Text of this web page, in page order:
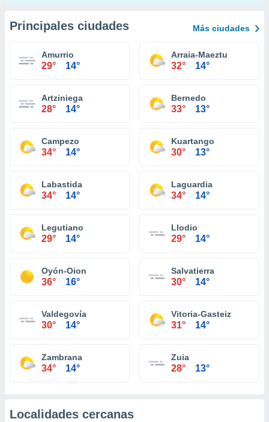
Principales ciudades Más ciudades
Amurrio
29° 14°
Arraia-Maeztu
32° 14°
Artziniega
28° 14°
Bernedo
33° 13°
Campezo
34° 14°
Kuartango
30° 13°
Labastida
34° 14°
Laguardia
34° 14°
Legutiano
29° 14°
Llodio
29° 14°
Oyón-Oion
36° 16°
Salvatierra
30° 14°
Valdegovía
30° 14°
Vitoria-Gasteiz
31° 14°
Zambrana
34° 14°
Zuia
28° 13°
Localidades cercanas